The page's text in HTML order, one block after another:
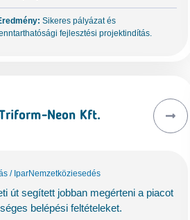
Sikeres pályázat és
fejlesztési projektindítás.
Neon Kft.
/ IparNemzetköziesedés
út segített jobban megérteni a piacot
belépési feltételeket.